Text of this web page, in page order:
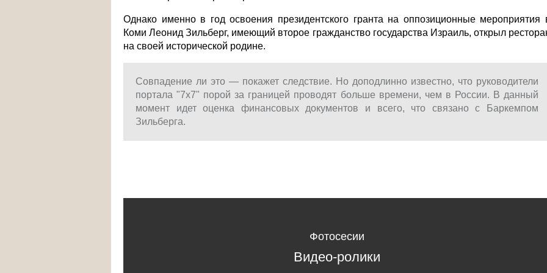
Однако именно в год освоения президентского гранта на оппозиционные мероприятия
Коми Леонид Зильберг, имеющий второе гражданство государства Израиль, открыл
на своей исторической родине.
Совпадение ли это — покажет следствие. Но доподлинно известно, что руководители
портала "7x7" порой за границей проводят больше времени, чем в России. В данный
момент идет оценка финансовых документов и всего, что связано с Баркемпом
Зильберга.
Фотосесии
Видео-ролики